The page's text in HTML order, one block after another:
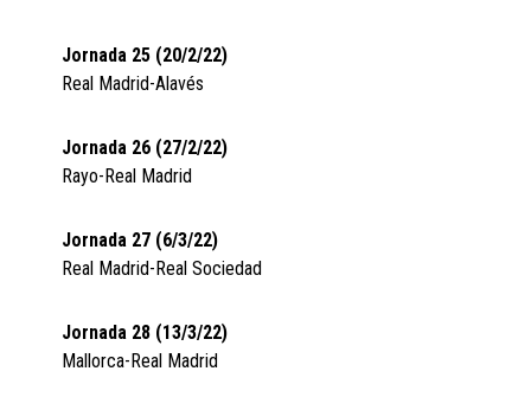
Jornada 25 (20/2/22)
Real Madrid-Alavés
Jornada 26 (27/2/22)
Rayo-Real Madrid
Jornada 27 (6/3/22)
Real Madrid-Real Sociedad
Jornada 28 (13/3/22)
Mallorca-Real Madrid